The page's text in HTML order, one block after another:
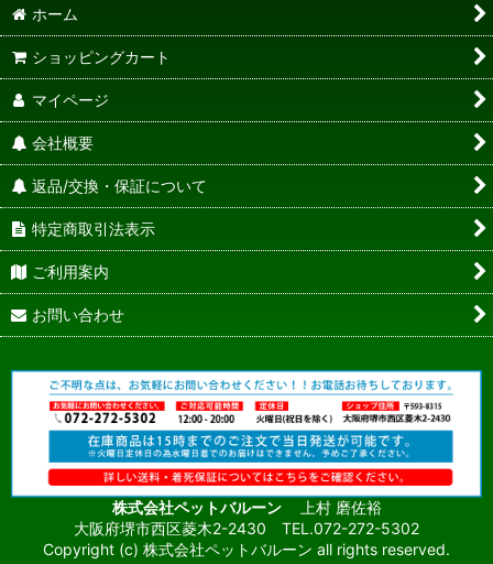
ホーム
ショッピングカート
マイページ
会社概要
返品/交換・保証について
特定商取引法表示
ご利用案内
お問い合わせ
株式会社ペットバルーン
上村 磨佐裕
大阪府堺市西区菱木2-2430 TEL.072-272-5302
Copyright (c) 株式会社ペットバルーン all rights reserved.